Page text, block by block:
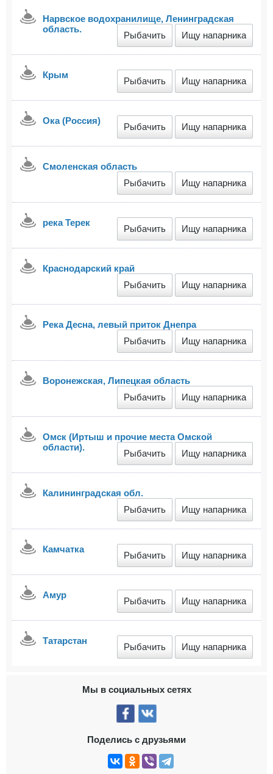
Нарвское водохранилище, Ленинградская
область.
Рыбачить Ищу напарника
Крым
Рыбачить Ищу напарника
Ока (Россия)
Рыбачить Ищу напарника
Смоленская область
Рыбачить
Ищу напарника
река Терек
Рыбачить Ищу напарника
Краснодарский край
Рыбачить
Ищу напарника
Река Десна, левый приток Днепра
Рыбачить
Ищу напарника
Воронежская, Липецкая область
Рыбачить
Ищу напарника
Омск (Иртыш и прочие места Омской
области).
Рыбачить Ищу напарника
Калининградская обл.
Рыбачить
Ищу напарника
Камчатка
Рыбачить Ищу напарника
Амур
Рыбачить Ищу напарника
Татарстан
Рыбачить Ищу напарника
Мы в социальных сетях
Поделись с друзьями